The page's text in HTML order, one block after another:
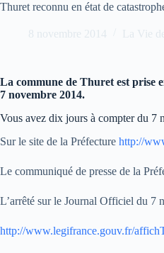
Thuret reconnu en état de
8 novembre 2014 La Vie
La commune de Thuret est prise
7 novembre 2014.
Vous avez dix jours à compter du 7
Sur le site de la Préfecture http://
Le communiqué de presse de la
L’arrêté sur le Journal Officiel du 7
http://www.legifrance.gouv.fr/